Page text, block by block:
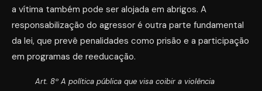
a vítima também pode ser alojada em abrigos. A
responsabilização do agressor é outra parte fundamental
da lei, que prevê penalidades como prisão e a participação
em programas de reeducação.
Art. 8º A política pública que visa coibir a violência